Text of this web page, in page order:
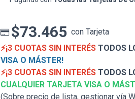
$73.465 con Tarjeta
⚡¡3 CUOTAS SIN INTERÉS TODOS
VISA O MÁSTER!
⚡¡3 CUOTAS SIN INTERÉS TODOS
CUALQUIER TARJETA VISA O
(Sobre precio de lista, gestionar vía